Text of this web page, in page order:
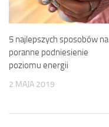
5 najlepszych sposobów na
poranne podniesienie
poziomu energii
2 MAJA 2019